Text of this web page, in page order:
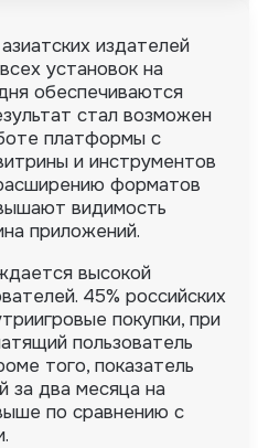
издателей
установок на
обеспечиваются
стал возможен
платформы с
и инструментов
форматов
видимость
приложений.
высокой
45% российских
покупки, при
пользователь
того, показатель
за два месяца на
по сравнению с